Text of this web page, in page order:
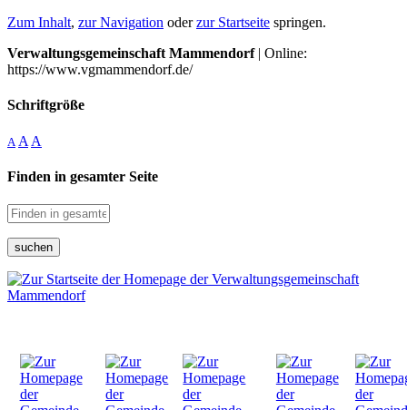
Zum Inhalt, zur Navigation oderzur Startseite springen.
Verwaltungsgemeinschaft Mammendorf| Online:
https://www.vgmammendorf.de/
Schriftgröße
A A A
Finden in gesamter Seite
suchen